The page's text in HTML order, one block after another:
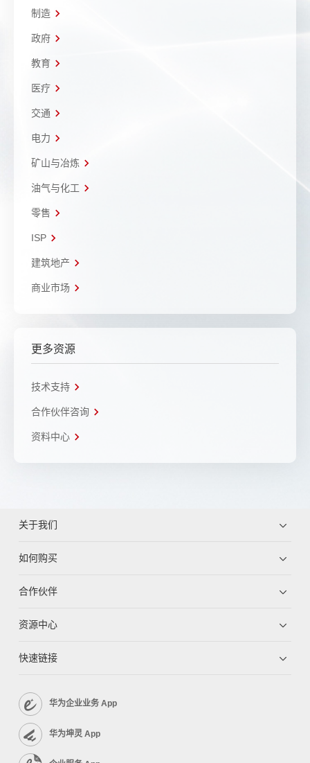
制造
政府
教育
医疗
交通
电力
矿山与冶炼
油气与化工
零售
ISP
建筑地产
商业市场
更多资源
技术支持
合作伙伴咨询
资料中心
关于我们
如何购买
合作伙伴
资源中心
快速链接
华为企业业务 App
华为坤灵 App